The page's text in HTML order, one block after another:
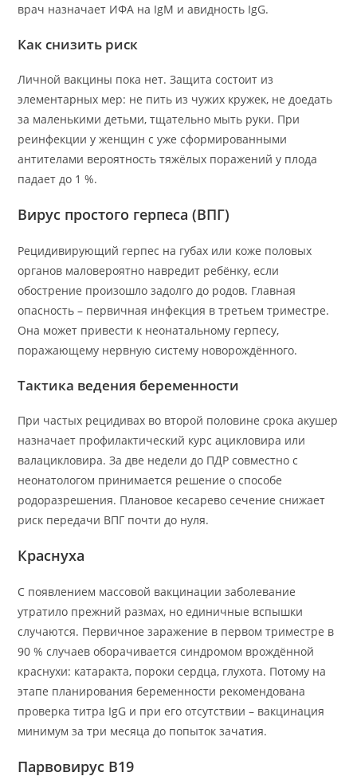
врач назначает ИФА на IgM и авидность IgG.
Как снизить риск
Личной вакцины пока нет. Защита состоит из
элементарных мер: не пить из чужих кружек, не доедать
за маленькими детьми, тщательно мыть руки. При
реинфекции у женщин с уже сформированными
антителами вероятность тяжёлых поражений у плода
падает до 1 %.
Вирус простого герпеса (ВПГ)
Рецидивирующий герпес на губах или коже половых
органов маловероятно навредит ребёнку, если
обострение произошло задолго до родов. Главная
опасность – первичная инфекция в третьем триместре.
Она может привести к неонатальному герпесу,
поражающему нервную систему новорождённого.
Тактика ведения беременности
При частых рецидивах во второй половине срока акушер
назначает профилактический курс ацикловира или
валацикловира. За две недели до ПДР совместно с
неонатологом принимается решение о способе
родоразрешения. Плановое кесарево сечение снижает
риск передачи ВПГ почти до нуля.
Краснуха
С появлением массовой вакцинации заболевание
утратило прежний размах, но единичные вспышки
случаются. Первичное заражение в первом триместре в
90 % случаев оборачивается синдромом врождённой
краснухи: катаракта, пороки сердца, глухота. Потому на
этапе планирования беременности рекомендована
проверка титра IgG и при его отсутствии – вакцинация
минимум за три месяца до попыток зачатия.
Парвовирус B19